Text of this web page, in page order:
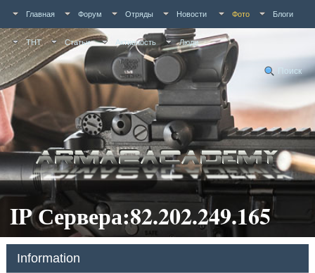
Главная Форум Отряды Новости Фото Блоги
ТНТ Статьи Активность Люди
Поиск
IP Сервера:82.202.249.165
Information